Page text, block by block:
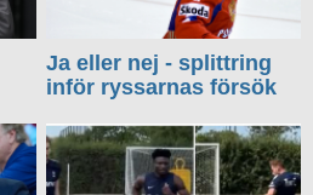
Ja eller nej - splittring
inför ryssarnas försök